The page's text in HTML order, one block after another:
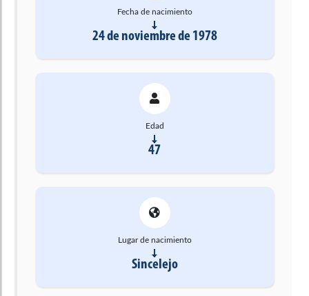
Fecha de nacimiento
24 de noviembre de 1978
Edad
47
Lugar de nacimiento
Sincelejo